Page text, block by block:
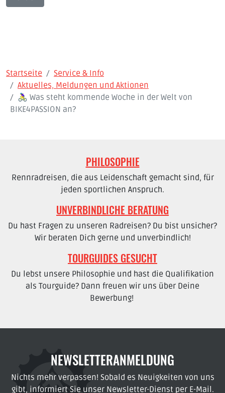
Startseite
Service & Info
Aktuelles, Meldungen und Aktionen
🚴‍♀️ Was steht kommende Woche in der Welt von
BIKE4PASSION an?
PHILOSOPHIE
Rennradreisen, die aus Leidenschaft gemacht sind, für
jeden sportlichen Anspruch.
UNVERBINDLICHE BERATUNG
Du hast Fragen zu unseren Radreisen? Du bist unsicher?
Wir beraten Dich gerne und unverbindlich!
TOURGUIDES GESUCHT
Du lebst unsere Philosophie und hast die Qualifikation
als Tourguide? Dann freuen wir uns über Deine
Bewerbung!
NEWSLETTERANMELDUNG
Nichts mehr verpassen! Sobald es Neuigkeiten von uns
gibt, informiert Sie unser Newsletter-Dienst per E-Mail.